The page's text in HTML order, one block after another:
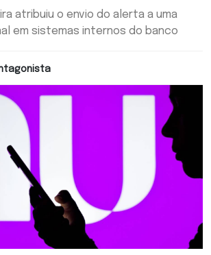
atribuiu o envio do alerta a uma
em sistemas internos do banco